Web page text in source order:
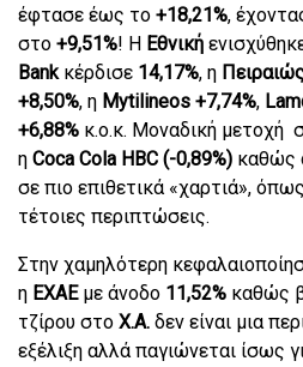
έφτασε έως το +18,21%,
στο +9,51%! Η Εθνική
Bankκέρδισε 14,17%, η
+8,50%, η Mytilineos +7,74%,
+6,88% κ.ο.κ. Μοναδική μετοχή
η Coca Cola HBC (-0,89%) καθώς
σε πιο επιθετικά «χαρτιά»,
τέτοιες περιπτώσεις.
Στην χαμηλότερη
η ΕΧΑΕ με άνοδο 11,52% καθώς
τζίρου στο Χ.Α. δεν είναι μια
εξέλιξη αλλά παγιώνεται ίσως